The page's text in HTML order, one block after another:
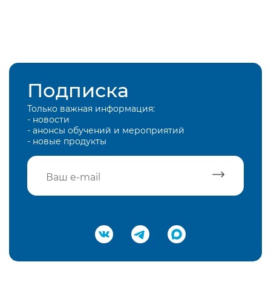
Подписка
Только важная информация:
- новости
- анонсы обучений и мероприятий
- новые продукты
Подтвердить e-mail